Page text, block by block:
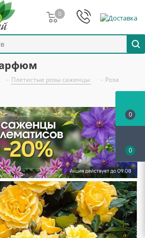
0
- Плетистые розы саженцы - Роза
0
0